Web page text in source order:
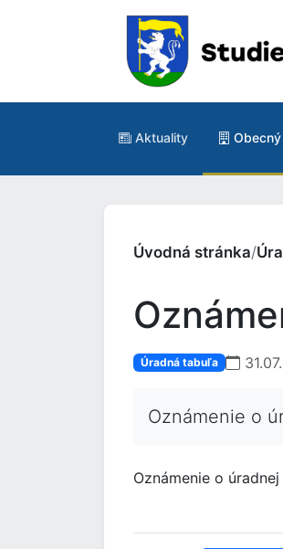
Aktuality
Úvodná stránka/
Úradná tabuľa
Oznámenie o
Oznámenie o